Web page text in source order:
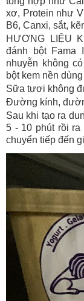
xơ, Protein như
B6, Canxi, sắt,
HƯƠNG LIỆU
đánh bột Fama
nhuyễn không
bột kem nền
Sữa tươi không
Đường kính,
Sau khi tạo ra
5 - 10 phút rồi ra
chuyển tiếp đến